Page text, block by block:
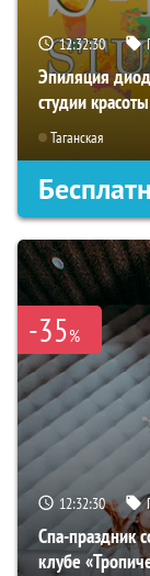
12:32:29
Эпиляция
студии
Таганская
-35%
12:32:29
Спа-праздник
клубе